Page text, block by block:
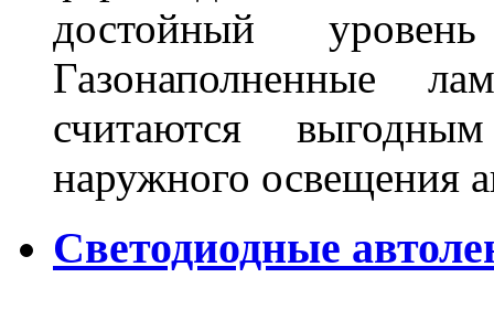
достойный
Газонаполненные
считаются
наружного освещения
Светодиодные